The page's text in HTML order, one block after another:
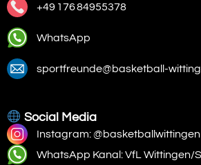
+49 176 84955378
WhatsApp
sportfreunde@basketball-
Social Media
Instagram: @basketballwittingen
WhatsApp Kanal: VfL Wittingen/